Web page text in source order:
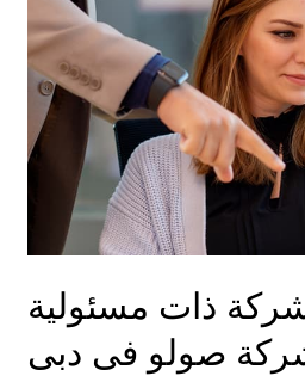
ذات مسئولية
صولو فى دبى
شركة
ذات
مسئولية
محدودة
و
شركة
دبى